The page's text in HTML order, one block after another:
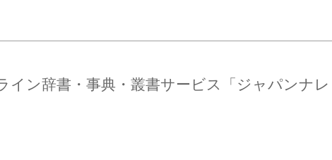
イン辞書・事典・叢書サービス「ジャパンナ